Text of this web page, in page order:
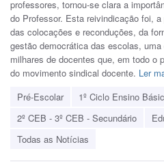
professores, tornou-se clara a
do Professor. Esta reivindicação foi,
das colocações e reconduções, da
gestão democrática das escolas,
milhares de docentes que, em todo o
do movimento sindical docente. Ler
Pré-Escolar
1º Ciclo Ensino
2º CEB - 3º CEB - Secundário
Todas as Notícias